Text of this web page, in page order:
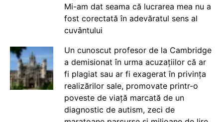
Mi-am dat seama că lucrarea mea nu a
fost corectată în adevăratul sens al
cuvântului
Un cunoscut profesor de la Cambridge
a demisionat în urma acuzațiilor că ar
fi plagiat sau ar fi exagerat în privința
realizărilor sale, promovate printr-o
poveste de viață marcată de un
diagnostic de autism, zeci de